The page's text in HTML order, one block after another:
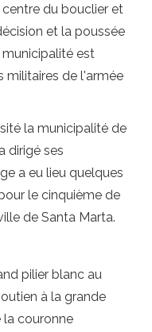
du bouclier et
et la poussée
est
militaires de l'armée
la municipalité de
dirigé ses
a eu lieu quelques
le cinquième de
de Santa Marta.
pilier blanc au
à la grande
couronne